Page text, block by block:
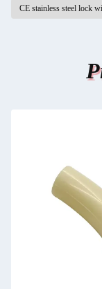
CE stainless steel lock